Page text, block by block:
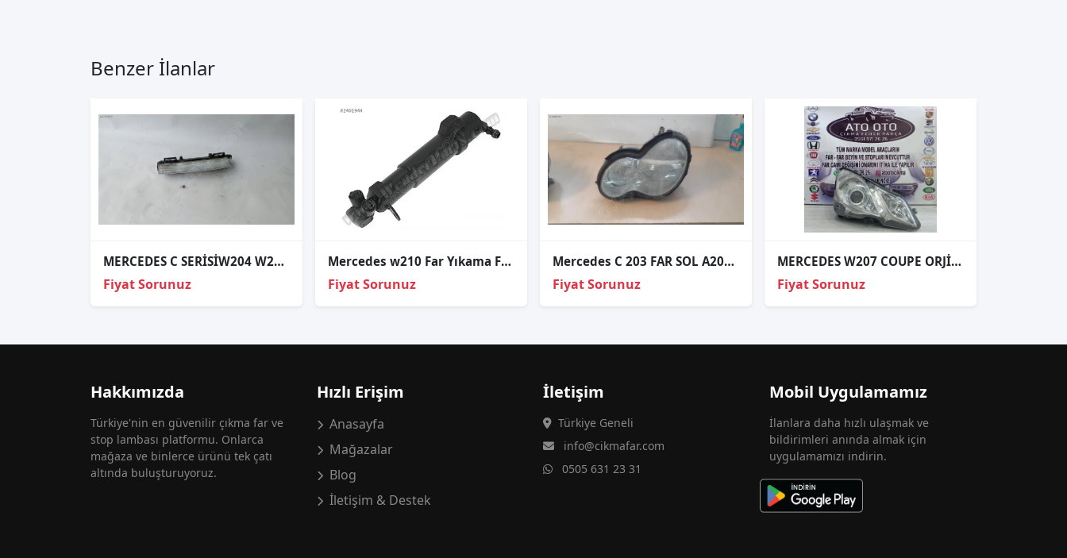
Benzer İlanlar
MERCEDES C SERİSİW204 W212 W207 SOL GÜNDÜZ SİS FARI LEDLİ . ÇIKMA
Fiyat Sorunuz
Mercedes w210 Far Yıkama Fiskiye Motor Sağ 2000-2002
Fiyat Sorunuz
Mercedes C 203 FAR SOL A2038200161
Fiyat Sorunuz
MERCEDES W207 COUPE ORJİNAL ÇIKMA SAĞ FAR
Fiyat Sorunuz
Hakkımızda
Türkiye'nin en güvenilir çıkma far ve
stop lambası platformu. Onlarca
mağaza ve binlerce ürünü tek çatı
altında buluşturuyoruz.
Hızlı Erişim
Anasayfa
Mağazalar
Blog
İletişim & Destek
İletişim
Türkiye Geneli
info@cikmafar.com
0505 631 23 31
Mobil Uygulamamız
İlanlara daha hızlı ulaşmak ve
bildirimleri anında almak için
uygulamamızı indirin.